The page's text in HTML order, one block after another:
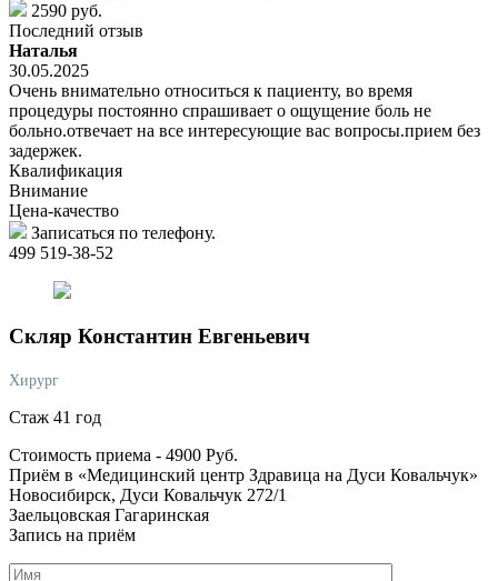
2590 руб.
Последний отзыв
Наталья
30.05.2025
Очень внимательно относиться к пациенту, во время
процедуры постоянно спрашивает о ощущение боль не
больно.отвечает на все интересующие вас вопросы.прием без
задержек.
Квалификация
Внимание
Цена-качество
Записаться по телефону.
499 519-38-52
Скляр Константин Евгеньевич
Хирург
Стаж 41 год
Стоимость приема - 4900 Руб.
Приём в «Медицинский центр Здравица на Дуси Ковальчук»
Новосибирск, Дуси Ковальчук 272/1
Заельцовская Гагаринская
Запись на приём